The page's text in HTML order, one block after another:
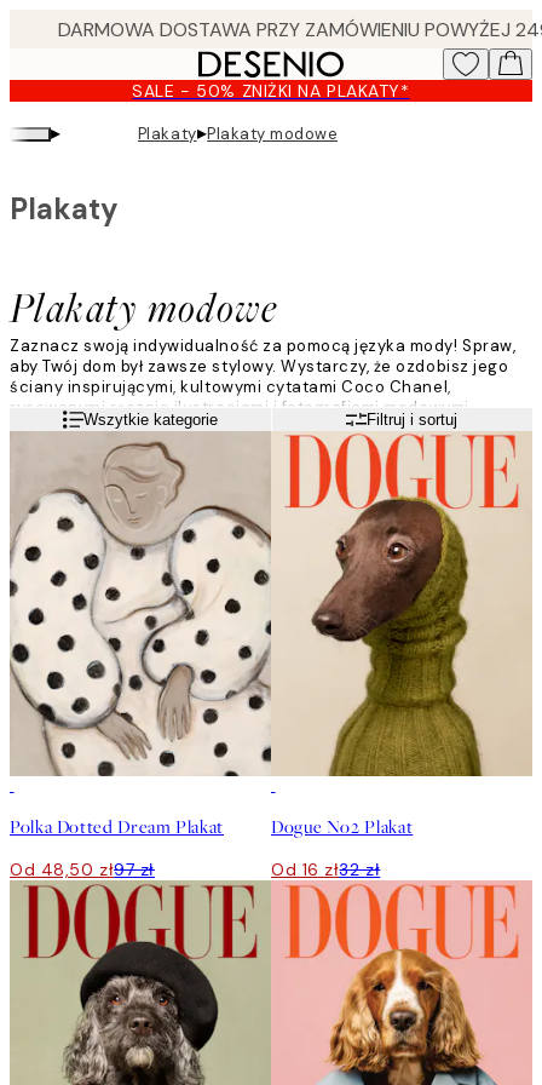
content.
SALE - 50% ZNIŻKI NA PLAKATY*
▸ Plakaty▸Plakaty modowe
Plakaty modowe
Plakaty
Zaznacz swoją indywidualność za pomocą języka mody! Spraw,
aby Twój dom był zawsze stylowy. Wystarczy, że ozdobisz jego
ściany inspirującymi, kultowymi cytatami Coco Chanel,
rysowanymi ręcznie ilustracjami i fotografiami modowymi.
Plakaty modowe będą przepięknie się komponować na przykład
razem z plakatami z tekstem.
Czytaj więcejWszytkie kategorie Filtruj i sortuj
Polka Dotted Dream Plakat
Od 48,50 zł97 zł
Dogue No2 Plakat
Od 16 zł32 zł